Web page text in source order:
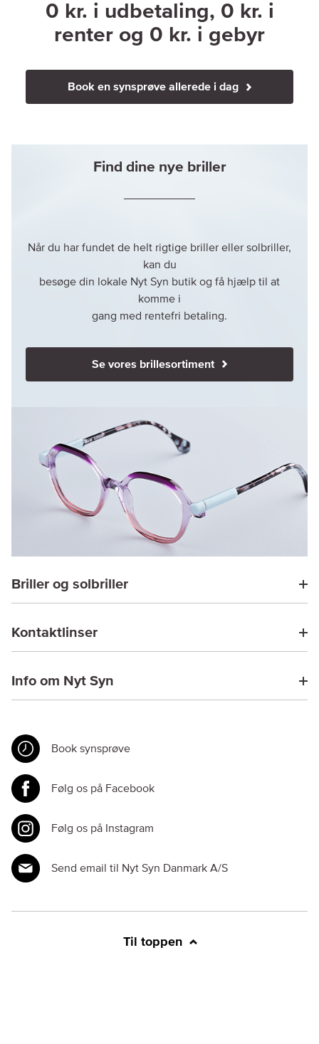
0 kr. i udbetaling, 0 kr. i
renter og 0 kr. i gebyr
Book en synsprøve allerede i dag
Find dine nye briller
Når du har fundet de helt rigtige briller eller solbriller,
kan du
besøge din lokale Nyt Syn butik og få hjælp til at
komme i
gang med rentefri betaling.
Se vores brillesortiment
Briller og solbriller
Kontaktlinser
Info om Nyt Syn
Book synsprøve
Følg os på Facebook
Følg os på Instagram
Send email til Nyt Syn Danmark A/S
Til toppen